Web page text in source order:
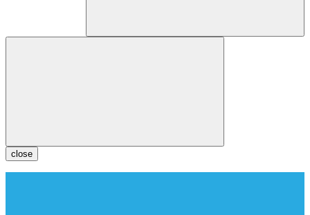
close